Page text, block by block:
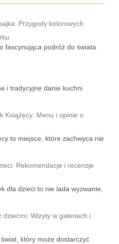
Przygody kolorowych
fascynująca podróż do świata
i tradycyjne danie kuchni
Książęcy: Menu i opinie o
to miejsce, które zachwyca nie
Rekomendacje i recenzje
dla dzieci to nie lada wyzwanie,
dziećmi: Wizyty w galeriach i
który może dostarczyć